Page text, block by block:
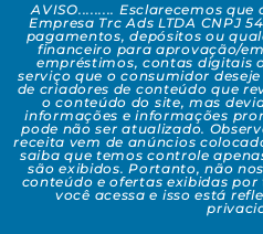
AVISO......... Esclarecemos
Empresa Trc Ads LTDA CNPJ
pagamentos, depósitos ou
financeiro para aprovação/
empréstimos, contas digitais
serviço que o consumidor
de criadores de conteúdo que
o conteúdo do site, mas
informações e informações
pode não ser atualizado.
receita vem de anúncios
saiba que temos controle
são exibidos. Portanto, não
conteúdo e ofertas exibidas
você acessa e isso está